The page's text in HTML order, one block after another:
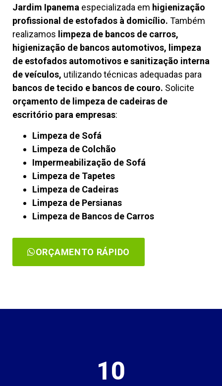
Jardim Ipanema especializada em higienização
profissional de estofados à domicílio. Também
realizamos limpeza de bancos de carros,
higienização de bancos automotivos, limpeza
de estofados automotivos e sanitização interna
de veículos, utilizando técnicas adequadas para
bancos de tecido e bancos de couro. Solicite
orçamento de limpeza de cadeiras de
escritório para empresas:
Limpeza de Sofá
Limpeza de Colchão
Impermeabilização de Sofá
Limpeza de Tapetes
Limpeza de Cadeiras
Limpeza de Persianas
Limpeza de Bancos de Carros
ORÇAMENTO RÁPIDO
10